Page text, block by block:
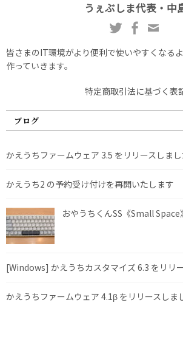
うぇぶしま代表・中
皆さまのIT環境がより便利で使いやすくなる
作っていきます。
特定商取引法に基づく表
ブログ
かえうちファームウェア 3.5 をリリースしま
かえうち2 の予約受け付けを再開いたします
おやうちくんSS《Small Space
[Windows] かえうちカスタマイズ 6.3 をリリ
かえうちファームウェア 4.1β をリリースしま